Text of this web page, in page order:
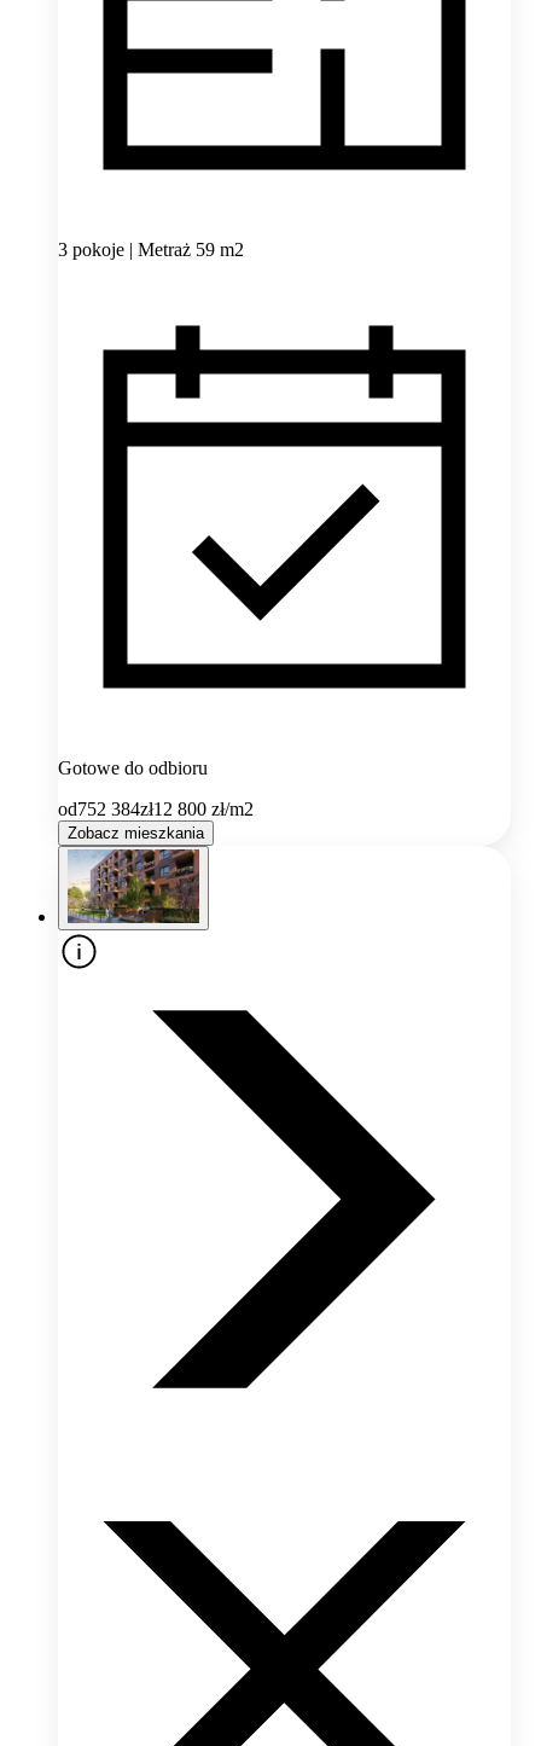
3 pokoje | Metraż 59 m2
Gotowe do odbioru
od752 384zł12 800 zł/m2
Zobacz mieszkania